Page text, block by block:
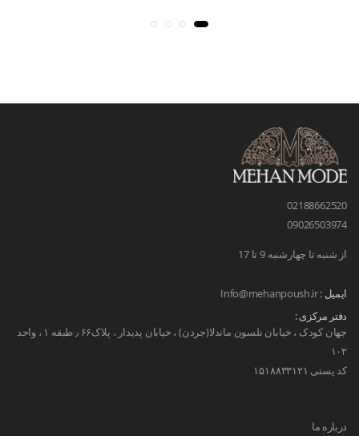
02188662520
09026503974
از شنبه تا چهارشنبه 9 تا 17
ایمیل :Info@mehanpoush.ir
دفتر مرکزی :
جهان کودک ، خیابان نلسون ماندلا(جردن) ، خیابان پدیدار ، پلاک۶۶ ٫ طبقه ۱ ، واحد
۱۰۲
کد پستی ۱۵۱۸۸۳۳۱۲۱
درباره ما